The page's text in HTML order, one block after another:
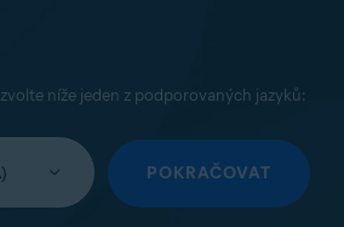
níže jeden z podporovaných jazyků:
POKRAČOVAT